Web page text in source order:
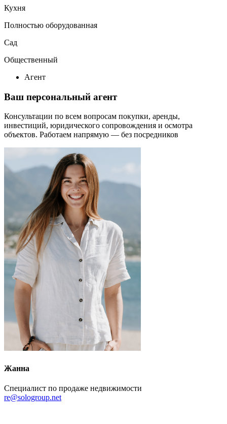
Кухня
Полностью оборудованная
Сад
Общественный
Агент
Ваш персональный агент
Консультации по всем вопросам покупки, аренды,
инвестиций, юридического сопровождения и осмотра
объектов. Работаем напрямую — без посредников
Жанна
Специалист по продаже недвижимости
re@sologroup.net